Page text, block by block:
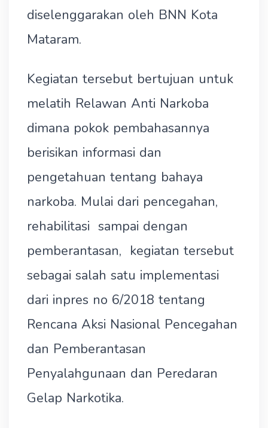
diselenggarakan oleh BNN Kota
Mataram.
Kegiatan tersebut bertujuan untuk
melatih Relawan Anti Narkoba
dimana pokok pembahasannya
berisikan informasi dan
pengetahuan tentang bahaya
narkoba. Mulai dari pencegahan,
rehabilitasi sampai dengan
pemberantasan, kegiatan tersebut
sebagai salah satu implementasi
dari inpres no 6/2018 tentang
Rencana Aksi Nasional Pencegahan
dan Pemberantasan
Penyalahgunaan dan Peredaran
Gelap Narkotika.